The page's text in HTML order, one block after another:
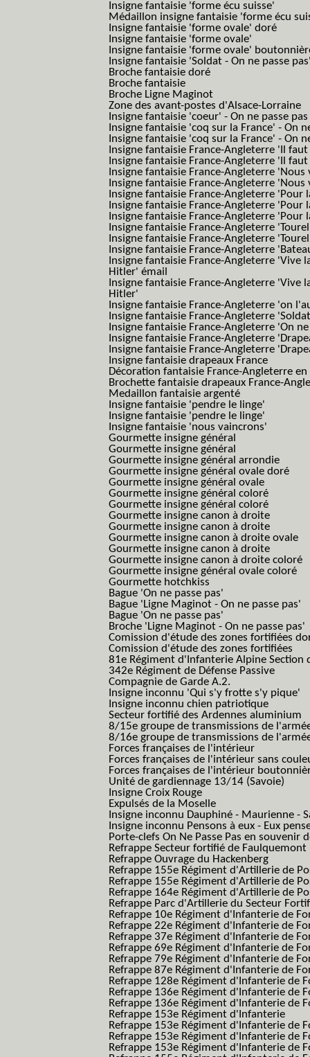
Insigne fantaisie 'forme écu suisse'
Médaillon insigne fantaisie 'forme écu
Insigne fantaisie 'forme ovale' doré
Insigne fantaisie 'forme ovale'
Insigne fantaisie 'forme ovale'
Insigne fantaisie 'Soldat - On ne passe
Broche fantaisie doré
Broche fantaisie
Broche Ligne Maginot
Zone des avant-postes d'Alsace-Lorraine
Insigne fantaisie 'coeur' - On ne passe pas
Insigne fantaisie 'coq sur la France' - On
Insigne fantaisie 'coq sur la France' - On
Insigne fantaisie France-Angleterre 'Il
Insigne fantaisie France-Angleterre 'Il
Insigne fantaisie France-Angleterre
Insigne fantaisie France-Angleterre
Insigne fantaisie France-Angleterre 'Pour
Insigne fantaisie France-Angleterre 'Pour
Insigne fantaisie France-Angleterre 'Pour
Insigne fantaisie France-Angleterre
Insigne fantaisie France-Angleterre
Insigne fantaisie France-Angleterre
Insigne fantaisie France-Angleterre
Hitler' émail
Insigne fantaisie France-Angleterre
Hitler'
Insigne fantaisie France-Angleterre 'on
Insigne fantaisie France-Angleterre
Insigne fantaisie France-Angleterre 'On
Insigne fantaisie France-Angleterre
Insigne fantaisie France-Angleterre
Insigne fantaisie drapeaux France
Décoration fantaisie France-Angleterre en
Brochette fantaisie drapeaux France-
Medaillon fantaisie argenté
Insigne fantaisie 'pendre le linge'
Insigne fantaisie 'pendre le linge'
Insigne fantaisie 'nous vaincrons'
Gourmette insigne général
Gourmette insigne général
Gourmette insigne général arrondie
Gourmette insigne général ovale doré
Gourmette insigne général ovale
Gourmette insigne général coloré
Gourmette insigne général coloré
Gourmette insigne canon à droite
Gourmette insigne canon à droite
Gourmette insigne canon à droite ovale
Gourmette insigne canon à droite
Gourmette insigne canon à droite coloré
Gourmette insigne général ovale coloré
Gourmette hotchkiss
Bague 'On ne passe pas'
Bague 'Ligne Maginot - On ne passe pas'
Bague 'On ne passe pas'
Broche 'Ligne Maginot - On ne passe pas'
Comission d'étude des zones fortifiées
Comission d'étude des zones fortifiées
81e Régiment d'Infanterie Alpine Section
342e Régiment de Défense Passive
Compagnie de Garde A.2.
Insigne inconnu 'Qui s'y frotte s'y pique'
Insigne inconnu chien patriotique
Secteur fortifié des Ardennes aluminium
8/15e groupe de transmissions de
8/16e groupe de transmissions de
Forces françaises de l'intérieur
Forces françaises de l'intérieur sans
Forces françaises de l'intérieur
Unité de gardiennage 13/14 (Savoie)
Insigne Croix Rouge
Expulsés de la Moselle
Insigne inconnu Dauphiné - Maurienne -
Insigne inconnu Pensons à eux - Eux
Porte-clefs On Ne Passe Pas en souvenir
Refrappe Secteur fortifié de Faulquemont
Refrappe Ouvrage du Hackenberg
Refrappe 155e Régiment d'Artillerie de
Refrappe 155e Régiment d'Artillerie de
Refrappe 164e Régiment d'Artillerie de
Refrappe Parc d'Artillerie du Secteur
Refrappe 10e Régiment d'Infanterie de
Refrappe 22e Régiment d'Infanterie de
Refrappe 37e Régiment d'Infanterie de
Refrappe 69e Régiment d'Infanterie de
Refrappe 79e Régiment d'Infanterie de
Refrappe 87e Régiment d'Infanterie de
Refrappe 128e Régiment d'Infanterie de
Refrappe 136e Régiment d'Infanterie de
Refrappe 136e Régiment d'Infanterie de
Refrappe 153e Régiment d'Infanterie
Refrappe 153e Régiment d'Infanterie de
Refrappe 153e Régiment d'Infanterie de
Refrappe 153e Régiment d'Infanterie de